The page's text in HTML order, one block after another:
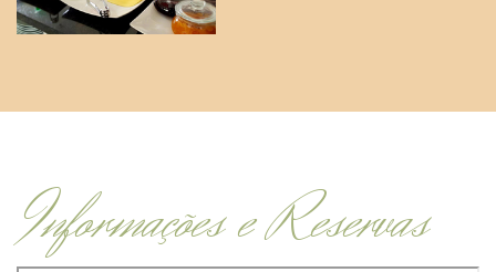
Informações e Reservas